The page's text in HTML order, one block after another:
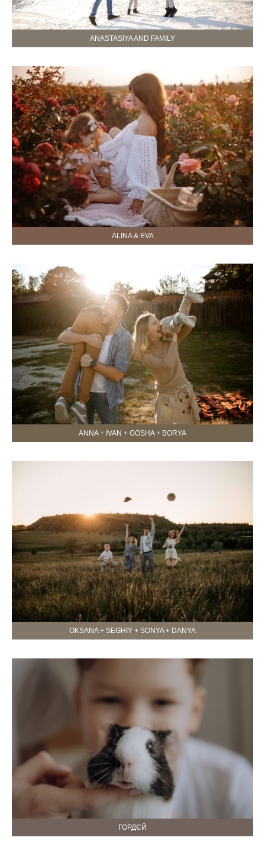
ANASTASIYA AND FAMILY
ALINA & EVA
ANNA + IVAN + GOSHA + BORYA
OKSANA + SEGHIY + SONYA + DANYA
ГОРДЄЙ